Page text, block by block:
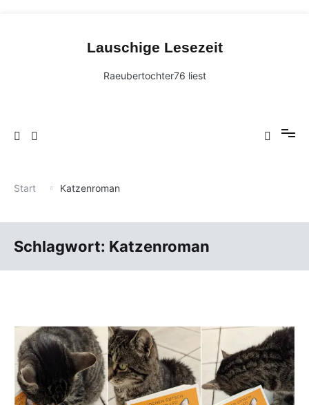
Lauschige Lesezeit
Raeubertochter76 liest
Start Katzenroman
Schlagwort: Katzenroman